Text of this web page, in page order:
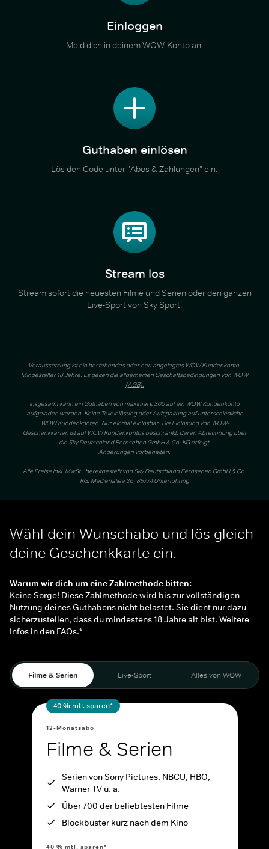
Einloggen
Meld dich in deinem WOW-Konto an.
Guthaben einlösen
Lös den Code unter "Abos & Zahlungen" ein.
Stream los
Stream sofort die neuesten Filme und Serien oder den ganzen
Live-Sport von Sky Sport.
Voraussetzung ist ein bestehendes oder neu angelegtes WOW Kundenkonto.
Mindestalter 18 Jahre. Es gelten die allgemeinen Geschäftsbedingungen von WOW
(AGB).
Insgesamt kann ein Guthaben von maximal € 300 auf ein WOW Kundenkonto
aufgeladen werden. Keine Teileinlösung oder Aufspaltung auf unterschiedliche
WOW Kundenkonten. Nur einmal einlösbar. Die Einlösung von WOW-
Geschenkkarten ist auf WOW Kundenkontos beschränkt, deren Abrechnung über
die Sky Deutschland Fernsehen GmbH & Co. KG erfolgt.
Änderungen vorbehalten.
Alle Preise inkl. MwSt., bereitgestellt von Sky Deutschland Fernsehen GmbH & Co.
KG, Medienallee 26, 85774 Unterföhring
Wähl dein Wunschabo und lös gleich
deine Geschenkkarte ein.
Warum wir dich um eine Zahlmethode bitten:
Keine Sorge! Diese Zahlmethode wird bis zur vollständigen
Nutzung deines Guthabens nicht belastet. Sie dient nur dazu
sicherzustellen, dass du mindestens 18 Jahre alt bist. Weitere
Infos in den FAQs.*
Filme & Serien Live-Sport Alles von WOW
40 % mtl. sparen*
12-Monatsabo
Filme & Serien
Serien von Sony Pictures, NBCU, HBO,
Warner TV u. a.
Über 700 der beliebtesten Filme
Blockbuster kurz nach dem Kino
40 % mtl. sparen*